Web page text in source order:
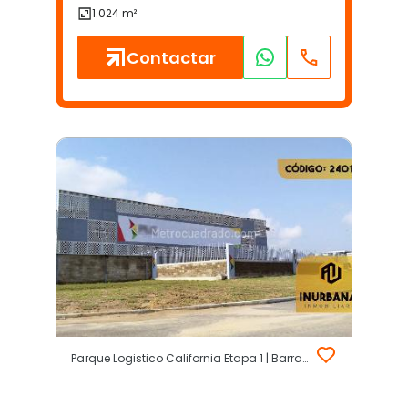
Contactar
Parque Logistico California Etapa 1 | Barranquilla